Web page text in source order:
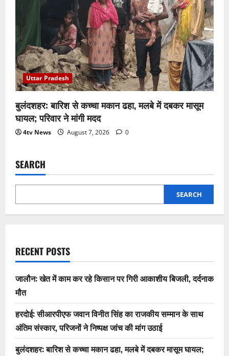
Uttar Pradesh
बुलंदशहर: बारिश से कच्चा मकान ढहा, मलबे में दबकर मासूम
घायल; परिवार ने मांगी मदद
4tv News August 7, 2026 0
SEARCH
SEARCH
RECENT POSTS
जालौन: खेत में काम कर रहे किसान पर गिरी आकाशीय बिजली, दर्दनाक
मौत
हरदोई: सीआरपीएफ जवान विनीत सिंह का राजकीय सम्मान के साथ
अंतिम संस्कार, परिजनों ने निष्पक्ष जांच की मांग उठाई
बुलंदशहर: बारिश से कच्चा मकान ढहा, मलबे में दबकर मासूम घायल;